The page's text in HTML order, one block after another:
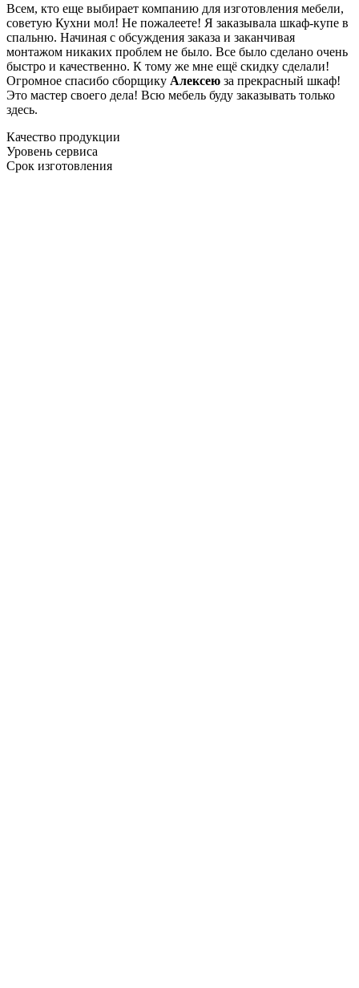
Всем, кто еще выбирает компанию для изготовления мебели,
советую Кухни мол! Не пожалеете! Я заказывала шкаф-купе в
спальню. Начиная с обсуждения заказа и заканчивая
монтажом никаких проблем не было. Все было сделано очень
быстро и качественно. К тому же мне ещё скидку сделали!
Огромное спасибо сборщику Алексею за прекрасный шкаф!
Это мастер своего дела! Всю мебель буду заказывать только
здесь.
Качество продукции
Уровень сервиса
Срок изготовления